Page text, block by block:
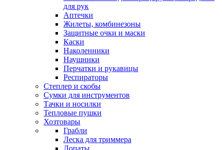
для рук
Аптечки
Жилеты, комбинезоны
Защитные очки и маски
Каски
Наколенники
Наушники
Перчатки и рукавицы
Респираторы
Степлер и скобы
Сумки для инструментов
Тачки и носилки
Тепловые пушки
Хозтовары
Грабли
Леска для триммера
Лопаты